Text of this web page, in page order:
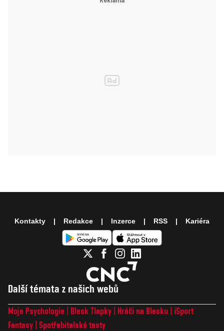
Další témata z našich webů
Moje Psychologie Blesk Tlapky Hráči na Blesku
iSport
Fantasy Spotřebitelské testy
Kontakty Redakce Inzerce RSS Kariéra